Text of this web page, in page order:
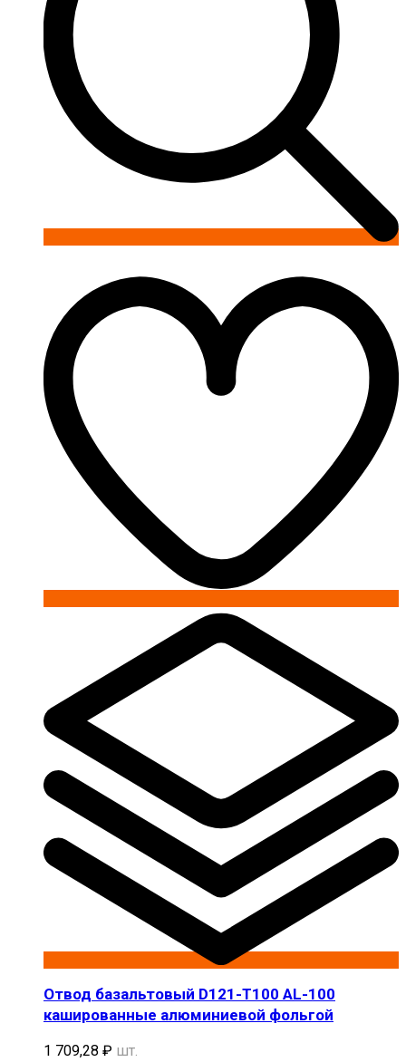
Отвод базальтовый D121-T100 AL-100
кашированные алюминиевой фольгой
1 709,28 ₽ шт.